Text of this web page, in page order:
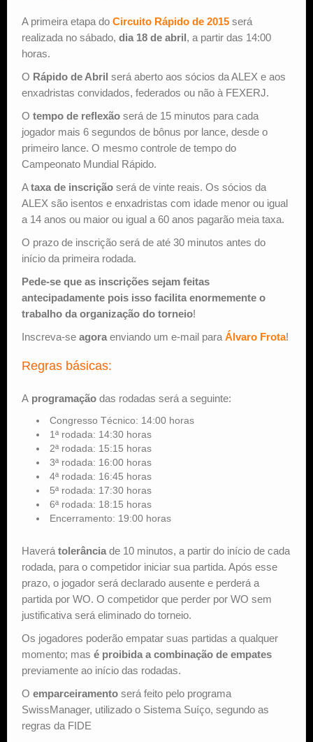
Estude Xadrez
A primeira etapa do Circuito Rápido de 2015 será
realizada no sábado, dia 18 de abril, a partir das 14:00
horas.
O Rápido de Abril será aberto aos sócios da ALEX e aos
enxadristas convidados, federados ou não à FEXERJ.
O tempo de reflexão será de 15 minutos para cada
jogador mais 6 segundos de bônus por lance, desde o
primeiro lance. O mesmo controle de tempo do
Campeonato Mundial Rápido.
Ataxa de inscrição será de vinte reais. Os sócios da
ALEX são isentos e enxadristas com idade menor ou igual
a 14 anos ou maior ou igual a 60 anos pagarão meia taxa.
O prazo de inscrição será de até 30 minutos antes do
início da primeira rodada.
Pede-se que as inscrições sejam feitas
antecipadamente pois isso facilita enormemente o
trabalho da organização do torneio!
Inscreva-se agora enviando um e-mail para Álvaro Frota!
Regras básicas:
A programação das rodadas será a seguinte:
Congresso Técnico: 14:00 horas
1ª rodada: 14:30 horas
2ª rodada: 15:15 horas
3ª rodada: 16:00 horas
4ª rodada: 16:45 horas
5ª rodada: 17:30 horas
6ª rodada: 18:15 horas
Encerramento: 19:00 horas
Haverá tolerância de 10 minutos, a partir do início de cada
rodada, para o competidor iniciar sua partida. Após esse
prazo, o jogador será declarado ausente e perderá a
partida por WO. O competidor que perder por WO sem
justificativa será eliminado do torneio.
Os jogadores poderão empatar suas partidas a qualquer
momento; mas é proibida a combinação de empates
previamente ao início das rodadas.
O emparceiramento será feito pelo programa
SwissManager, utilizado o Sistema Suíço, segundo as
regras da FIDE